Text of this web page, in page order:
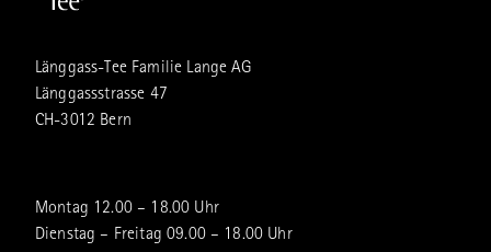
Länggass-Tee Familie Lange AG
Länggassstrasse 47
CH-3012 Bern
Montag 12.00 – 18.00 Uhr
Dienstag – Freitag 09.00 – 18.00 Uhr